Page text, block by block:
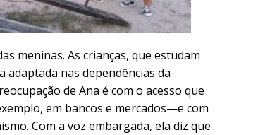
meninas. As crianças, que estudam
adaptada nas dependências da
de Ana é com o acesso que
em bancos e mercados—e com
Com a voz embargada, ela diz que